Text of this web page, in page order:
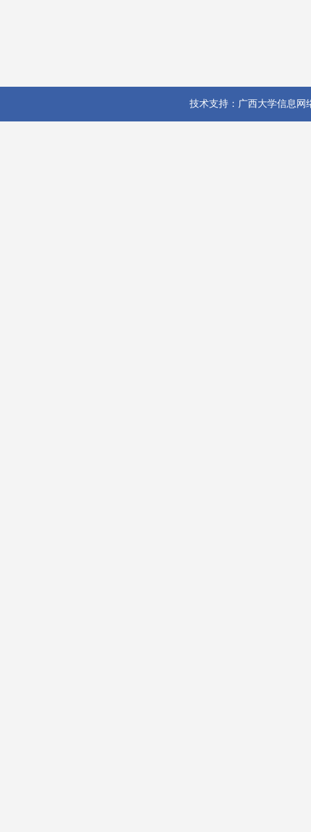
技术支持：广西大学信息网